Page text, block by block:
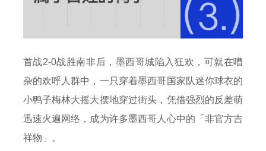
首战2-0战胜南非后，墨西哥城陷入狂欢，可就在嘈
杂的欢呼人群中，一只穿着墨西哥国家队迷你球衣的
小鸭子梅林大摇大摆地穿过街头，凭借强烈的反差萌
迅速火遍网络，成为许多墨西哥人心中的「非官方吉
祥物」。